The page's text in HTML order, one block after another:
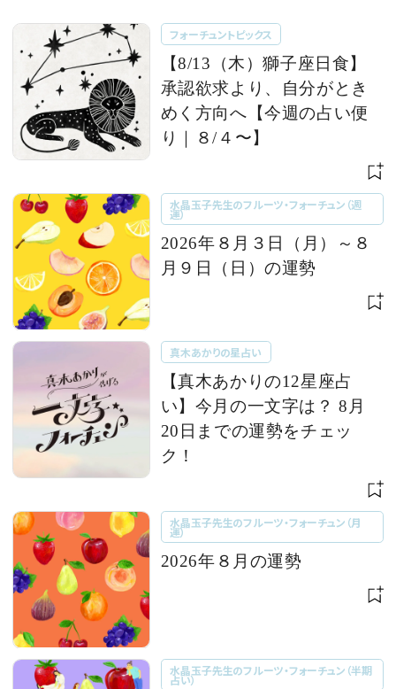
フォーチュントピックス
【8/13（木）獅子座日食】
承認欲求より、自分がとき
めく方向へ【今週の占い便
り｜８/４〜】
水晶玉子先生のフルーツ・フォーチュン（週
運）
2026年８月３日（月）～８
月９日（日）の運勢
真木あかりの星占い
【真木あかりの12星座占
い】今月の一文字は？ 8月
20日までの運勢をチェッ
ク！
水晶玉子先生のフルーツ・フォーチュン（月
運）
2026年８月の運勢
水晶玉子先生のフルーツ・フォーチュン（半期
占い）